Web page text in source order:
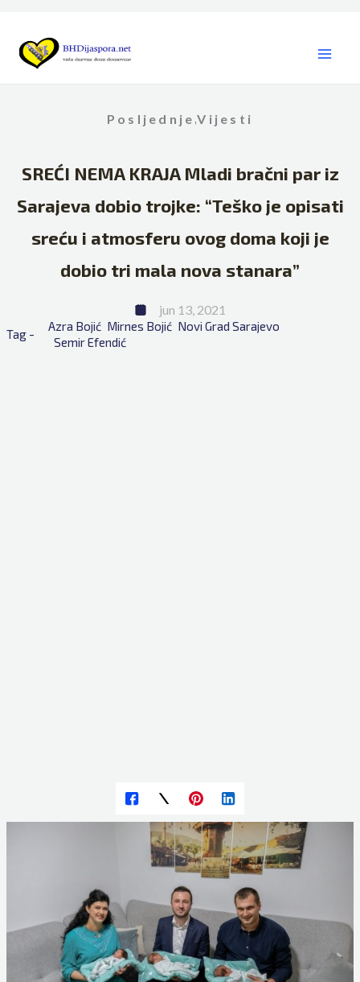
content
Posljednje ,Vijesti
SREĆI NEMA KRAJA Mladi bračni par iz
Sarajeva dobio trojke: “Teško je opisati
sreću i atmosferu ovog doma koji je
dobio tri mala nova stanara”
jun 13, 2021
Azra Bojić Mirnes Bojić Novi Grad Sarajevo
Semir Efendić